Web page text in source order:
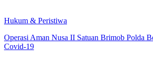
Hukum & Peristiwa
Operasi Aman Nusa II Satuan Brimob Polda
Covid-19